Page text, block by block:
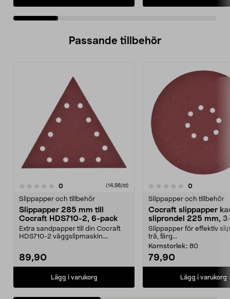
Passande tillbehör
0recensioner (14,98/st)
Slippapper och tillbehör
Slippapper 285 mm till
Cocraft HDS710-2, 6-pack
Extra sandpapper till din Cocraft
HDS710-2 väggslipmaskin.
89,90
Lägg i varukorg
0.0 av 5 stjärnor 0recensioner
Slippapper och tillbehör
Cocraft slippapper
sliprondel 225 mm,
Slippapper för effektiv
trä, färg...
Kornstorlek: 80
79,90
Lägg i varukorg
0.0 av 5 stjärnor